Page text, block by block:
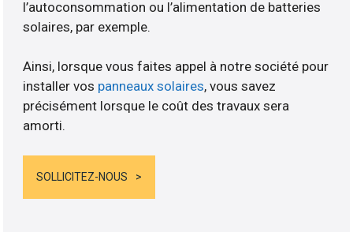
l’autoconsommation ou l’alimentation de batteries
solaires, par exemple.
Ainsi, lorsque vous faites appel à notre société pour
installer vos panneaux solaires, vous savez
précisément lorsque le coût des travaux sera
amorti.
SOLLICITEZ-NOUS